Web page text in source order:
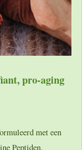
pro-aging
met een
Peptiden,